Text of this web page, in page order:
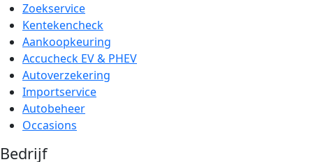
Zoekservice
Kentekencheck
Aankoopkeuring
Accucheck EV & PHEV
Autoverzekering
Importservice
Autobeheer
Occasions
Bedrijf